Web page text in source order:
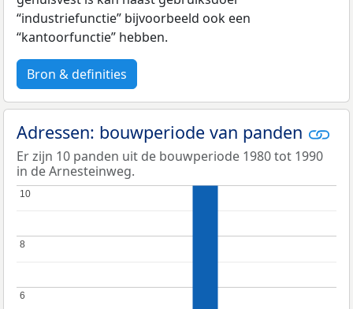
“industriefunctie” bijvoorbeeld ook een
“kantoorfunctie” hebben.
Bron & definities
Adressen: bouwperiode van panden
Er zijn 10 panden uit de bouwperiode 1980 tot 1990
in de Arnesteinweg.
6
6
8
8
10
10